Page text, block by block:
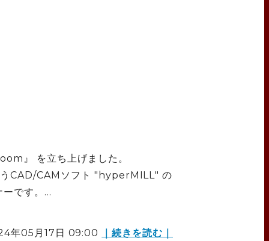
』 を立ち上げました。
CAD/CAMソフト "hyperMILL" の
です。...
年05月17日 09:00 ｜続きを読む｜